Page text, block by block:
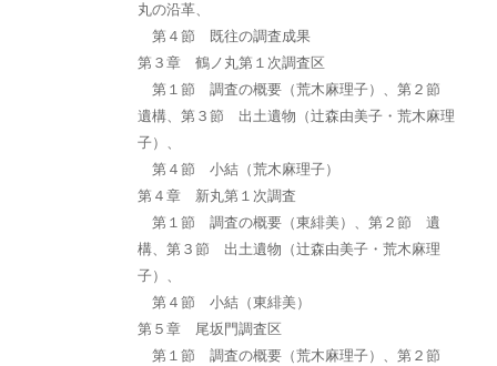
丸の沿革、
第４節 既往の調査成果
第３章 鶴ノ丸第１次調査区
第１節 調査の概要（荒木麻理子）、第２節
遺構、第３節 出土遺物（辻森由美子・荒木麻理
子）、
第４節 小結（荒木麻理子）
第４章 新丸第１次調査
第１節 調査の概要（東緋美）、第２節 遺
構、第３節 出土遺物（辻森由美子・荒木麻理
子）、
第４節 小結（東緋美）
第５章 尾坂門調査区
第１節 調査の概要（荒木麻理子）、第２節